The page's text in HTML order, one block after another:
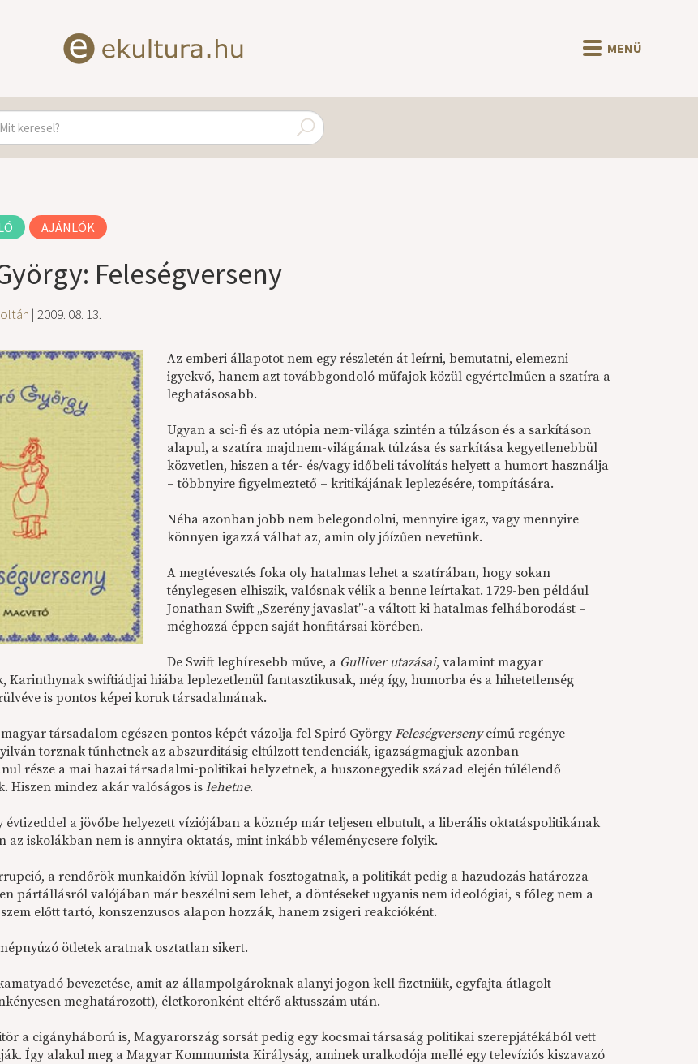
MENÜ
AJÁNLÓK
Feleségverseny
| 2009. 08. 13.
Az emberi állapotot nem egy részletén át leírni, bemutatni, elemezni
igyekvő, hanem azt továbbgondoló műfajok közül egyértelműen a szatíra a
leghatásosabb.
Ugyan a sci-fi és az utópia nem-világa szintén a túlzáson és a sarkításon
alapul, a szatíra majdnem-világának túlzása és sarkítása kegyetlenebbül
közvetlen, hiszen a tér- és/vagy időbeli távolítás helyett a humort használja
– többnyire figyelmeztető – kritikájának leplezésére, tompítására.
Néha azonban jobb nem belegondolni, mennyire igaz, vagy mennyire
könnyen igazzá válhat az, amin oly jóízűen nevetünk.
A megtévesztés foka oly hatalmas lehet a szatírában, hogy sokan
ténylegesen elhiszik, valósnak vélik a benne leírtakat. 1729-ben például
Jonathan Swift „Szerény javaslat”-a váltott ki hatalmas felháborodást –
méghozzá éppen saját honfitársai körében.
De Swift leghíresebb műve, a Gulliver utazásai, valamint magyar
Karinthynak swiftiádjai hiába leplezetlenül fantasztikusak, még így, humorba és a hihetetlenség
is pontos képei koruk társadalmának.
társadalom egészen pontos képét vázolja fel Spiró GyörgyFeleségversenycímű regénye
torznak tűnhetnek az abszurditásig eltúlzott tendenciák, igazságmagjuk azonban
része a mai hazai társadalmi-politikai helyzetnek, a huszonegyedik század elején túlélendő
Hiszen mindez akár valóságos islehetne.
évtizeddel a jövőbe helyezett víziójában a köznép már teljesen elbutult, a liberális oktatáspolitikának
az iskolákban nem is annyira oktatás, mint inkább véleménycsere folyik.
a rendőrök munkaidőn kívül lopnak-fosztogatnak, a politikát pedig a hazudozás határozza
pártállásról valójában már beszélni sem lehet, a döntéseket ugyanis nem ideológiai, s főleg nem a
előtt tartó, konszenzusos alapon hozzák, hanem zsigeri reakcióként.
ötletek aratnak osztatlan sikert.
bevezetése, amit az állampolgároknak alanyi jogon kell fizetniük, egyfajta átlagolt
meghatározott), életkoronként eltérő aktusszám után.
a cigányháború is, Magyarország sorsát pedig egy kocsmai társaság politikai szerepjátékából vett
Így alakul meg a Magyar Kommunista Királyság, aminek uralkodója mellé egy televíziós kiszavazó